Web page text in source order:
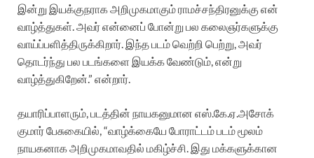
இன்று இயக்குநராக அறிமுகமாகும் ராமச்சந்திரனுக்கு என்
வாழ்த்துகள். அவர் என்னைப் போன்று பல கலைஞர்களுக்கு
வாய்ப்பளித்திருக்கிறார். இந்த படம் வெற்றி பெற்று, அவர்
தொடர்ந்து பல படங்களை இயக்க வேண்டும், என்று
வாழ்த்துகிறேன்.” என்றார்.
தயாரிப்பாளரும், படத்தின் நாயகனுமான எஸ்.கே.ஏ.அசோக்
குமார் பேசுகையில், “வாழ்க்கையே போராட்டம் படம் மூலம்
நாயகனாக அறிமுகமாவதில் மகிழ்ச்சி. இது மக்களுக்கான